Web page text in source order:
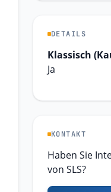
DETAILS
Klassisch
Ja
KONTAKT
Haben Sie
von SLS?